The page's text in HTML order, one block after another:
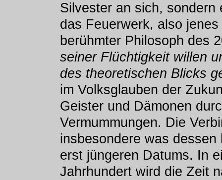
Silvester an sich, sondern
das Feuerwerk, also
berühmter Philosoph des
seiner Flüchtigkeit willen
des theoretischen Blicks
im Volksglauben der
Geister und Dämonen
Vermummungen. Die
insbesondere was
erst jüngeren Datums. In
Jahrhundert wird die Zeit